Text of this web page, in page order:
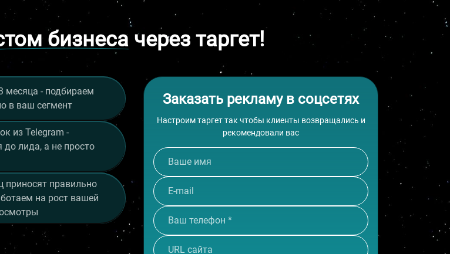
бизнесачерез таргет!
месяца - подбираем
в ваш сегмент
из Telegram -
до лида, а не просто
приносят правильно
на рост вашей
Заказать рекламу в соцсетях
Настроим таргет так чтобы клиенты возвращались и
рекомендовали вас